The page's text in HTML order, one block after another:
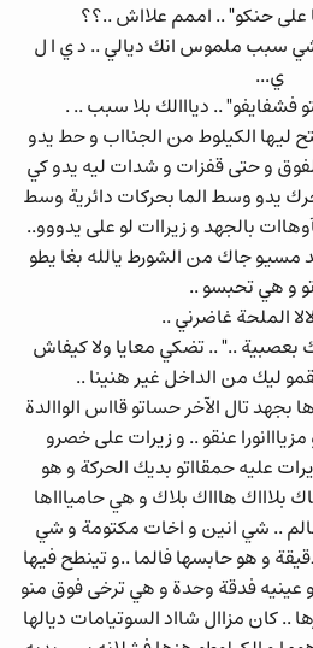
حنكو" .. اممم علااش ..؟؟
سبب ملموس انك ديالي .. د ي ا ل
ي...
فشفايفو" .. ديااالك بلا سبب .. .
ليها الكيلوط من الجنااب و حط يدو
و حتى قفزات و شدات ليه يدو كي
يدو وسط الما بحركات دائرية وسط
بالجهد و زيراات لو على يدووو..
جاك من الشورط يالله بغا يطو
و هي تحبسو ..
الملحة غاضرني ..
.." .. تضكي معايا ولا كيفاش
ليك من الداخل غير هنينا ..
بجهد تال الآخر حساتو قااس الواالدة
عنقو .. و زيرات على خصرو
عليه حمقااتو بديك الحركة و هو
بلاااك هاااك بلاك و هي حامياااها
.. شي انين و اخات مكتومة و شي
و هو حابسها فالما ..و تينطح فيها
و عينيه فدقة وحدة و هي ترخى فوق منو
.. كان مزاال شااد السوتيامات ديالها